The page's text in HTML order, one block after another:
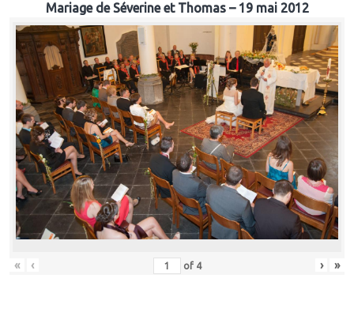
Mariage de Séverine et Thomas – 19 mai 2012
« ‹ of 4 › »